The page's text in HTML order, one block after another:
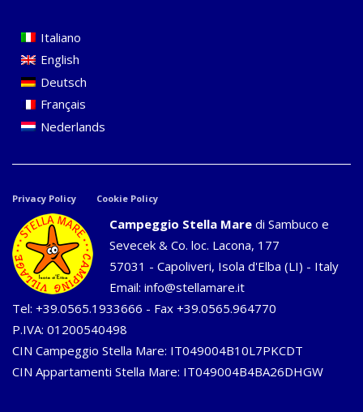
Italiano
English
Deutsch
Français
Nederlands
Privacy Policy Cookie Policy
Campeggio Stella Mare di Sambuco e
Sevecek & Co. loc. Lacona, 177
57031 - Capoliveri, Isola d'Elba (LI) - Italy
Email: info@stellamare.it
Tel: +39.0565.1933666 - Fax +39.0565.964770
P.IVA: 01200540498
CIN Campeggio Stella Mare: IT049004B10L7PKCDT
CIN Appartamenti Stella Mare: IT049004B4BA26DHGW